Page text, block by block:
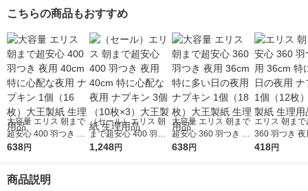
用品
こちらの商品もおすすめ
大容量 エリス 朝まで
超安心 400 羽つき 夜
用 40cm 特に心配な夜
品
638円
（セール）エリス 朝
まで超安心 400 羽つ
き 夜用 40cm 特に心
1,248円
大容量 エリス 朝まで
超安心 360 羽つき 夜
用 36cm 特に多い日の
638円
エリス 朝ま
360 羽つき
特に多い日の
418円
商品説明